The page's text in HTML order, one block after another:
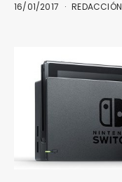
16/01/2017 REDACCIÓN